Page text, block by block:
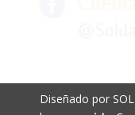
Diseñado por